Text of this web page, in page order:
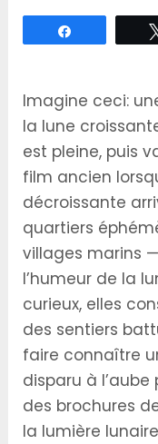
Imagine ceci:
la lune
est pleine, puis
film ancien
décroissante
quartiers
villages marins
l’humeur de la
curieux, elles
des sentiers
faire connaître
disparu à
des brochures
la lumière